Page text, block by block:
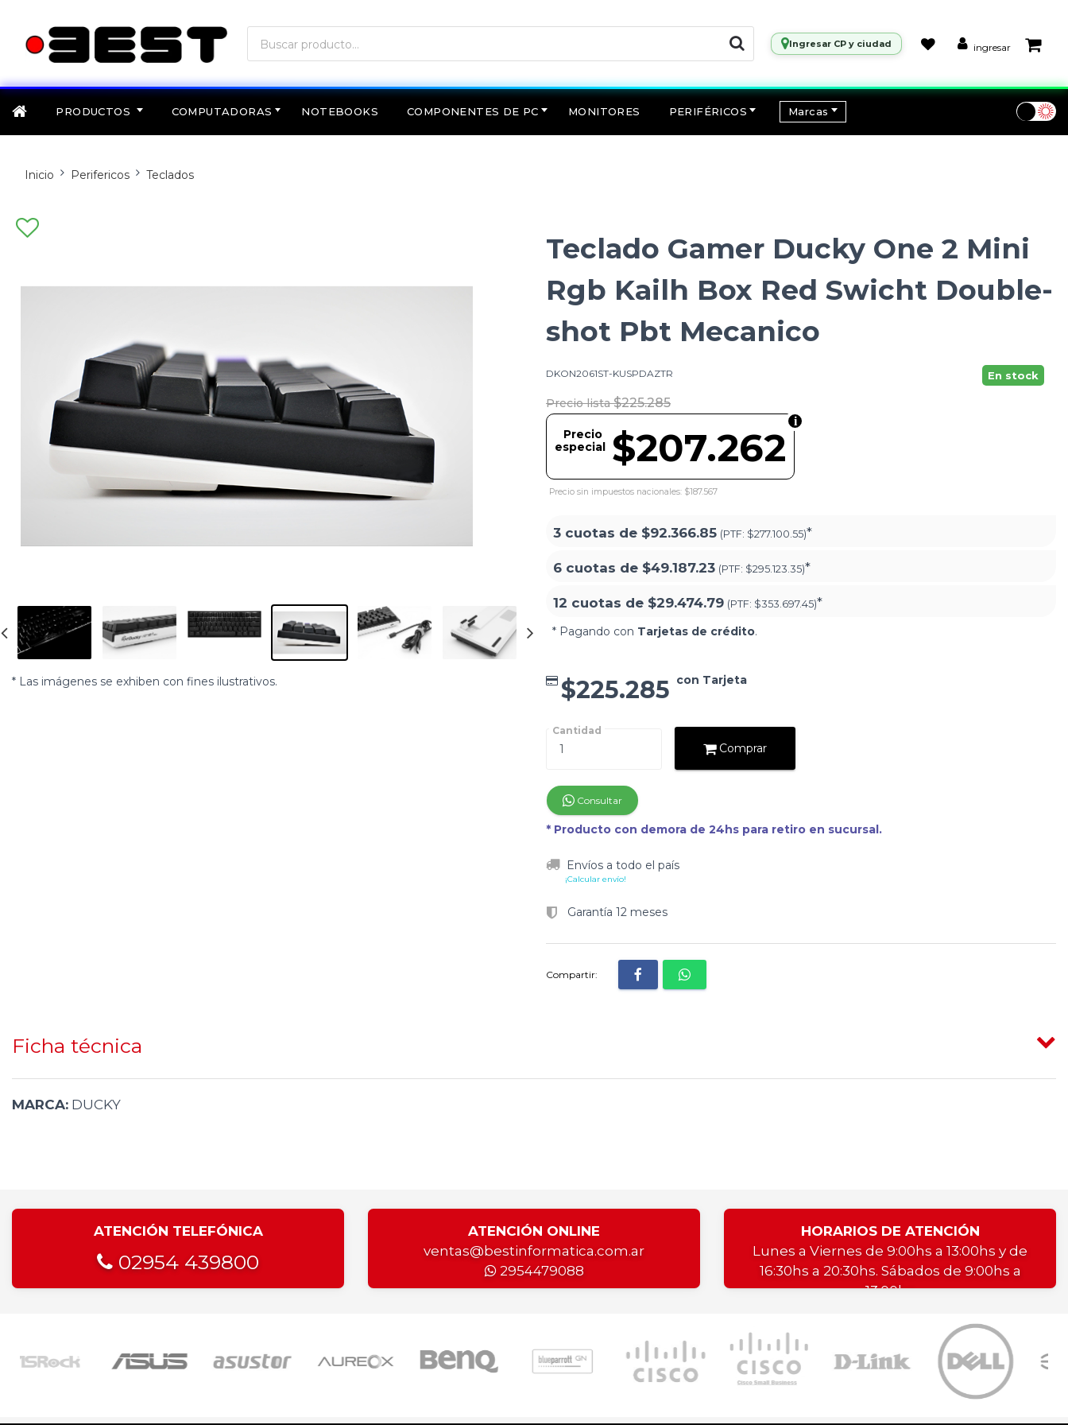
Ingresar CP y ciudad ingresar
PRODUCTOS COMPUTADORAS NOTEBOOKS COMPONENTES DE PC MONITORES PERIFÉRICOS Marcas
Inicio Perifericos Teclados
* Las imágenes se exhiben con fines ilustrativos.
Teclado Gamer Ducky One 2 Mini
Rgb Kailh Box Red Swicht Double-
shot Pbt Mecanico
DKON2061ST-KUSPDAZTR En stock
Precio lista $225.285
$207.262
Precio
especial
Precio sin impuestos nacionales: $187.567
3 cuotas de $92.366.85 (PTF: $277.100.55)*
6 cuotas de $49.187.23 (PTF: $295.123.35)*
12 cuotas de $29.474.79 (PTF: $353.697.45)*
* Pagando con Tarjetas de crédito.
$225.285 con Tarjeta
Cantidad
Comprar
Consultar
* Producto con demora de 24hs para retiro en sucursal.
Envíos a todo el país
¡Calcular envío!
Garantía 12 meses
Compartir:
Ficha técnica
MARCA: DUCKY
ATENCIÓN TELEFÓNICA
02954 439800
ATENCIÓN ONLINE
ventas@bestinformatica.com.ar
2954479088
HORARIOS DE ATENCIÓN
Lunes a Viernes de 9:00hs a 13:00hs y de
16:30hs a 20:30hs. Sábados de 9:00hs a
13:00hs